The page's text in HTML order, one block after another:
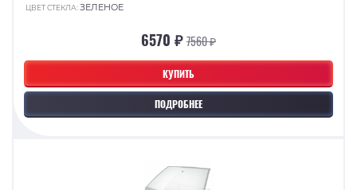
КУПИТЬ
ПОДРОБНЕЕ
ЦВЕТ СТЕКЛА:ЗЕЛЕНОЕ
6570 ₽7560 ₽